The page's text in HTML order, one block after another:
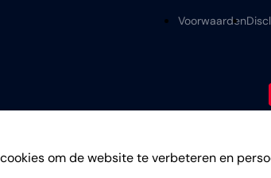
om de website te verbeteren en
Voorwaarden